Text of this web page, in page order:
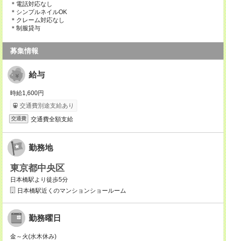
＊電話対応なし
＊シンプルネイルOK
＊クレーム対応なし
＊制服貸与
募集情報
給与
時給1,600円
交通費別途支給あり
交通費 交通費全額支給
勤務地
東京都中央区
日本橋駅より徒歩5分
日本橋駅近くのマンションショールーム
勤務曜日
金～火(水木休み)